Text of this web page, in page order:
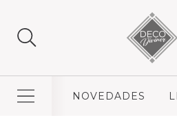
NOVEDADES